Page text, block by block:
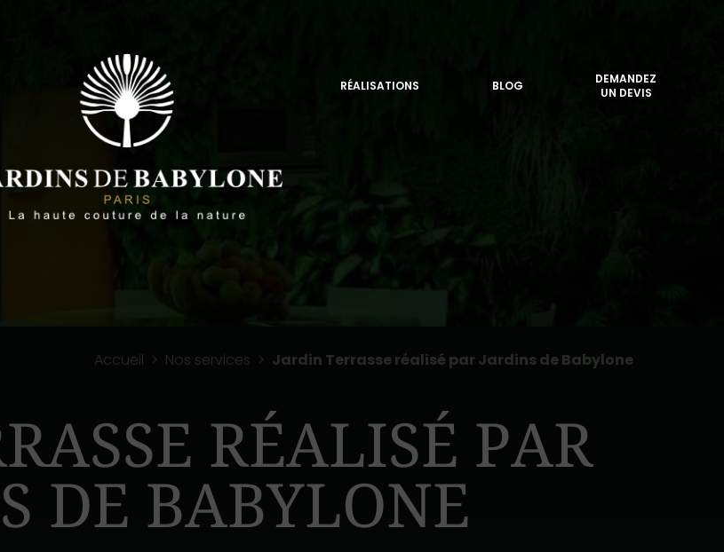
RÉALISATIONS BLOG
DEMANDEZ
UN DEVIS
Accueil > Nos services > Jardin Terrasse réalisé par Jardins de Babylone
RÉALISÉ PAR
DE BABYLONE